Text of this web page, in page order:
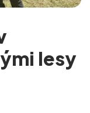
lesy